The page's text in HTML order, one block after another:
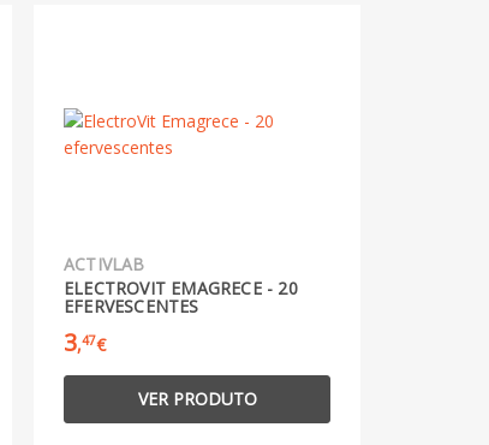
ACTIVLAB
ELECTROVIT EMAGRECE - 20
EFERVESCENTES
3,47€
VER PRODUTO